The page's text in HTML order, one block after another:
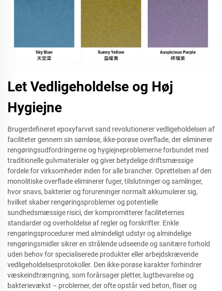
Let Vedligeholdelse og Høj
Hygiejne
Brugerdefineret epoxyfarvet sand revolutionerer vedligeholdelsen af
faciliteter gennem sin sømløse, ikke-porøse overflade, der eliminerer
rengøringsudfordringerne og hygiejneproblemerne forbundet med
traditionelle gulvmaterialer og giver betydelige driftsmæssige
fordele for virksomheder inden for alle brancher. Oprettelsen af den
monolitiske overflade eliminerer fuger, tilslutninger og samlinger,
hvor snavs, bakterier og forureninger normalt akkumulerer sig,
hvilket skaber rengøringsproblemer og potentielle
sundhedsmæssige risici, der kompromitterer faciliteternes
standarder og overholdelse af regler og forskrifter. Enkle
rengøringsprocedurer med almindeligt udstyr og almindelige
rengøringsmidler sikrer en strålende udseende og sanitære forhold
uden behov for specialiserede produkter eller arbejdskrævende
vedligeholdelsesprotokoller. Den ikke-porøse karakter forhindrer
væskeindtrængning, som forårsager pletter, lugtbevarelse og
bakterievækst – problemer, der ofte opstår ved beton, fliser og